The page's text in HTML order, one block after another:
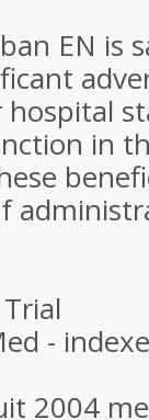
EN is
in
-
2004